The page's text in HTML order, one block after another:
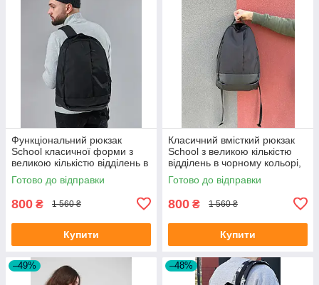
Функціональний рюкзак
School класичної форми з
великою кількістю відділень в
чорному кольорі, 30л
Готово до відправки
800 ₴ 1 560 ₴
Купити
Класичний вмісткий рюкзак
School з великою кількістю
відділень в чорному кольорі,
30л
Готово до відправки
800 ₴ 1 560 ₴
Купити
–49% –48%